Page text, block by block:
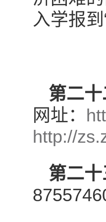
入学报
第二
网址：
http://
第二